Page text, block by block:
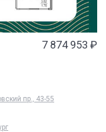
7 874 953 ₽
пр., 43-55